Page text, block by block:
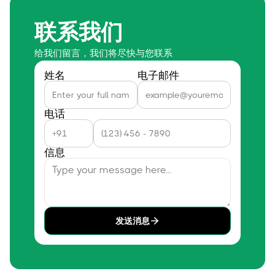
联系我们
给我们留言，我们将尽快与您联系
姓名 电子邮件
电话
信息
发送消息